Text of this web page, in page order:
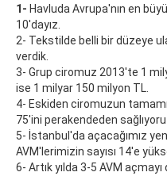
1- Havluda Avrupa'nın en
10'dayız.
2- Tekstilde belli bir düzeye
verdik.
3- Grup ciromuz 2013'te 1
ise 1 milyar 150 milyon TL.
4- Eskiden ciromuzun
75'ini perakendeden
5- İstanbul'da açacağımız
AVM'lerimizin sayısı 14'e
6- Artık yılda 3-5 AVM